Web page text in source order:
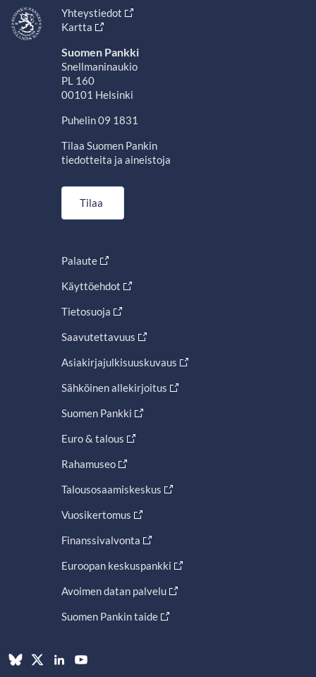
Yhteystiedot
Kartta
Suomen Pankki
Snellmaninaukio
PL 160
00101 Helsinki
Puhelin 09 1831
Tilaa Suomen Pankin
tiedotteita ja aineistoja
Tilaa
Palaute
Käyttöehdot
Tietosuoja
Saavutettavuus
Asiakirjajulkisuuskuvaus
Sähköinen allekirjoitus
Suomen Pankki
Euro & talous
Rahamuseo
Talousosaamiskeskus
Vuosikertomus
Finanssivalvonta
Euroopan keskuspankki
Avoimen datan palvelu
Suomen Pankin taide